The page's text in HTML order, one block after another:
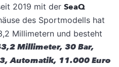
2019 mit der SeaQ
des Sportmodells hat
Millimetern und besteht
Millimeter, 30 Bar,
Automatik, 11.000 Euro